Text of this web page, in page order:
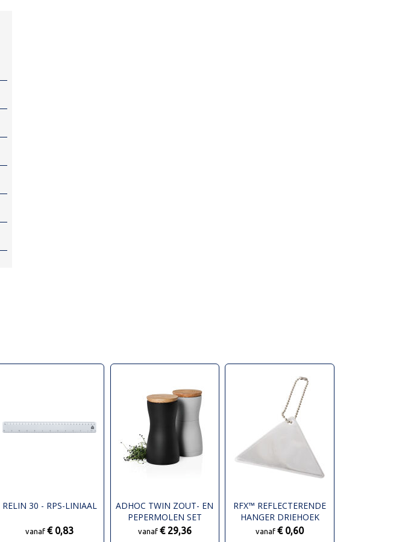
RELIN 30 - RPS-LINIAAL
vanaf€ 0,83
ADHOC TWIN ZOUT- EN
PEPERMOLEN SET
vanaf € 29,36
RFX™ REFLECTERENDE
HANGER DRIEHOEK
vanaf€ 0,60